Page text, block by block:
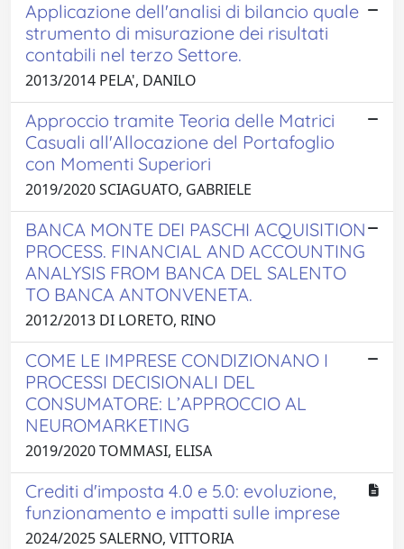
Applicazione dell'analisi di bilancio quale
strumento di misurazione dei risultati
contabili nel terzo Settore.
2013/2014 PELA', DANILO
Approccio tramite Teoria delle Matrici
Casuali all'Allocazione del Portafoglio
con Momenti Superiori
2019/2020 SCIAGUATO, GABRIELE
BANCA MONTE DEI PASCHI ACQUISITION
PROCESS. FINANCIAL AND ACCOUNTING
ANALYSIS FROM BANCA DEL SALENTO
TO BANCA ANTONVENETA.
2012/2013 DI LORETO, RINO
COME LE IMPRESE CONDIZIONANO I
PROCESSI DECISIONALI DEL
CONSUMATORE: L’APPROCCIO AL
NEUROMARKETING
2019/2020 TOMMASI, ELISA
Crediti d'imposta 4.0 e 5.0: evoluzione,
funzionamento e impatti sulle imprese
2024/2025 SALERNO, VITTORIA